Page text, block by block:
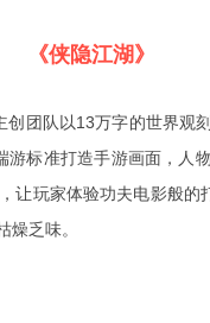
《侠隐江湖》
创团队以13万字的世界观
标准打造手游画面，人
让玩家体验功夫电影般的
燥乏味。